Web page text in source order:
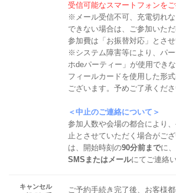
受信可能なスマートフォンをご
※メール受信不可、充電切れ
できない場合は、ご参加いた
参加費は「お振替対応」とさせ
※システム障害等により、パ
ホdeパーティー」が使用でき
フィールカードを使用した形
ございます。予めご了承くださ
＜中止のご連絡について＞
参加人数や会場の都合により
止とさせていただく場合がご
は、開始時刻の90分前までに
SMSまたはメールにてご連絡
キャンセル
ご予約手続き完了後、お客様